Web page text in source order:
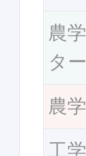
農
ター
農
工